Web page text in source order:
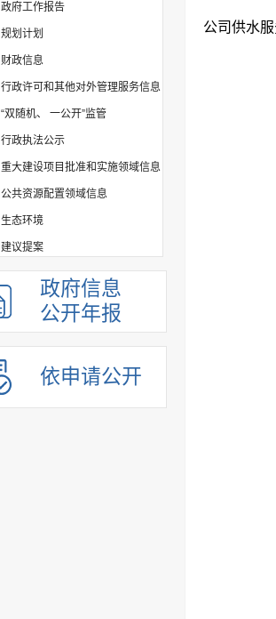
政府工作报告
规划计划
财政信息
行政许可和其他对外管理服务信息
“双随机、 一公开”监管
行政执法公示
重大建设项目批准和实施领域信息
公共资源配置领域信息
生态环境
建议提案
组织管理
应急管理
重点领域
法制政府建设工作年报
政府信息
公开年报
依申请公开
公司供水